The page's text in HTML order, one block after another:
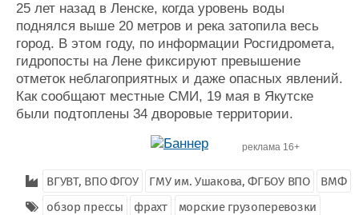
25 лет назад в Ленске, когда уровень воды
поднялся выше 20 метров и река затопила весь
город. В этом году, по информации Росгидромета,
гидропосты на Лене фиксируют превышение
отметок неблагоприятных и даже опасных явлений.
Как сообщают местные СМИ, 19 мая в Якутске
были подтоплены 34 дворовые территории.
реклама 16+
ВГУВТ, ВПО ФГОУ ГМУ им. Ушакова, ФГБОУ ВПО
ВМФ
обзор прессы
фрахт
морские грузоперевозки